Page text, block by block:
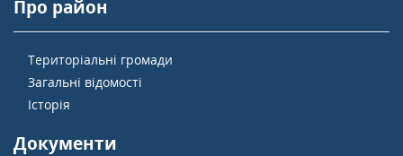
Про район
Територіальні громади
Загальні відомості
Історія
Документи